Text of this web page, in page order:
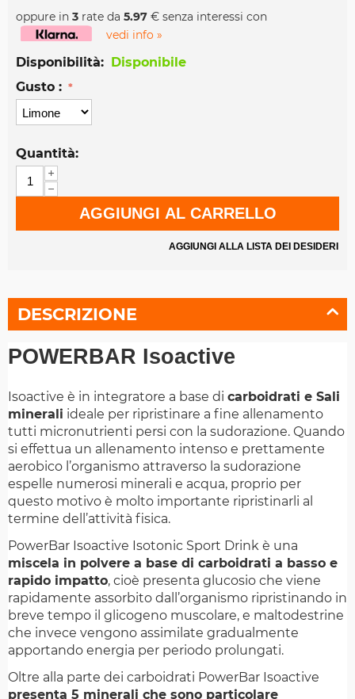
oppure in 3 rate da 5.97 € senza interessi con
vedi info »
Disponibilità:
Disponibile
Gusto :
Quantità:
+
−
AGGIUNGI AL CARRELLO
AGGIUNGI ALLA LISTA DEI DESIDERI
DESCRIZIONE
POWERBAR Isoactive
Isoactive è in integratore a base di carboidrati e Sali
minerali ideale per ripristinare a fine allenamento
tutti micronutrienti persi con la sudorazione. Quando
si effettua un allenamento intenso e prettamente
aerobico l’organismo attraverso la sudorazione
espelle numerosi minerali e acqua, proprio per
questo motivo è molto importante ripristinarli al
termine dell’attività fisica.
PowerBar Isoactive Isotonic Sport Drink è una
miscela in polvere a base di carboidrati a basso e
rapido impatto, cioè presenta glucosio che viene
rapidamente assorbito dall’organismo ripristinando in
breve tempo il glicogeno muscolare, e maltodestrine
che invece vengono assimilate gradualmente
apportando energia per periodo prolungati.
Oltre alla parte dei carboidrati PowerBar Isoactive
presenta 5 minerali che sono particolare